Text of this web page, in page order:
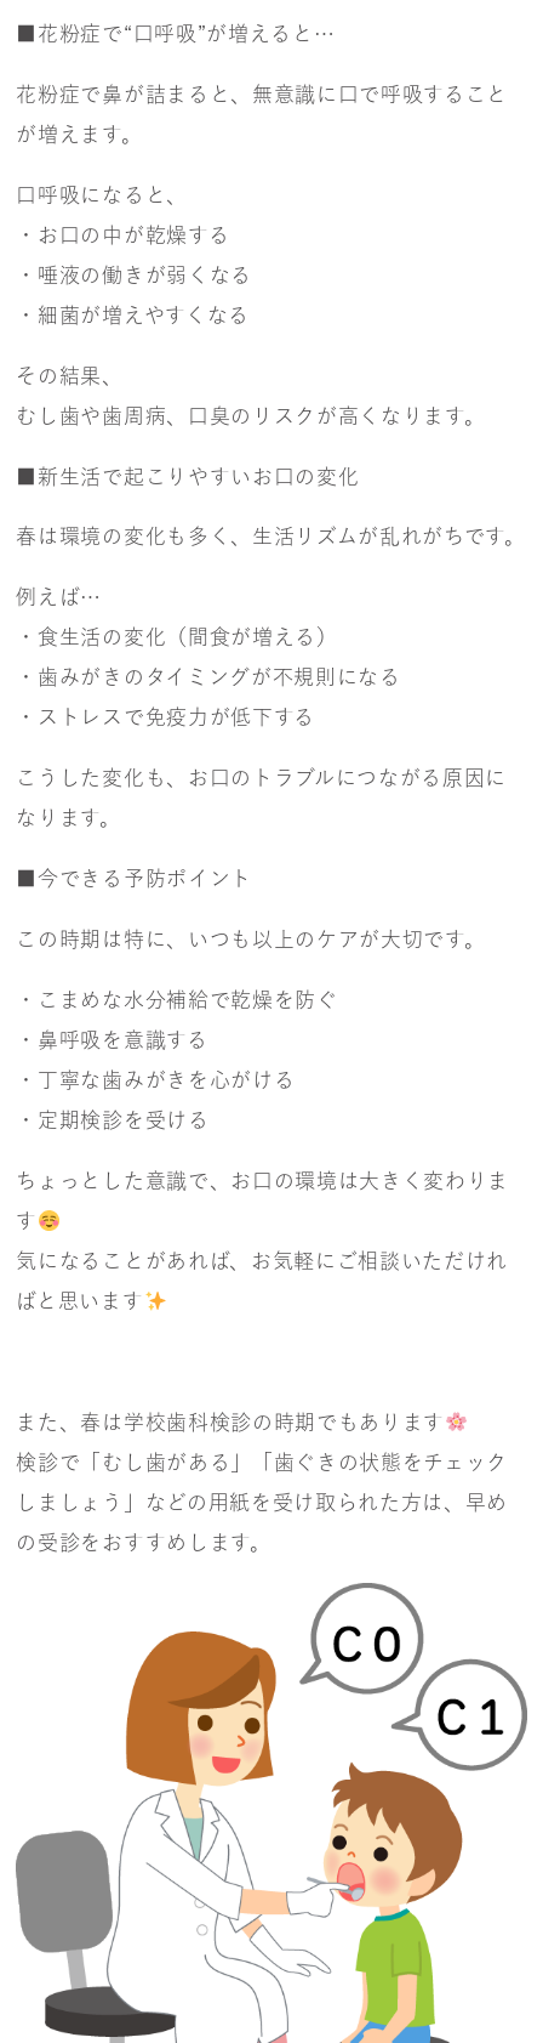
■花粉症で“口呼吸”が増えると…
花粉症で鼻が詰まると、無意識に口で呼吸すること
が増えます。
口呼吸になると、
・お口の中が乾燥する
・唾液の働きが弱くなる
・細菌が増えやすくなる
その結果、
むし歯や歯周病、口臭のリスクが高くなります。
■新生活で起こりやすいお口の変化
春は環境の変化も多く、生活リズムが乱れがちです。
例えば…
・食生活の変化（間食が増える）
・歯みがきのタイミングが不規則になる
・ストレスで免疫力が低下する
こうした変化も、お口のトラブルにつながる原因に
なります。
■今できる予防ポイント
この時期は特に、いつも以上のケアが大切です。
・こまめな水分補給で乾燥を防ぐ
・鼻呼吸を意識する
・丁寧な歯みがきを心がける
・定期検診を受ける
ちょっとした意識で、お口の環境は大きく変わりま
す
気になることがあれば、お気軽にご相談いただけれ
ばと思います
また、春は学校歯科検診の時期でもあります
検診で「むし歯がある」「歯ぐきの状態をチェック
しましょう」などの用紙を受け取られた方は、早め
の受診をおすすめします。